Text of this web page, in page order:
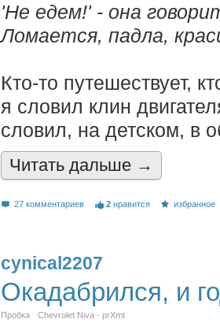
'Не едем!' - она
Ломается, падла,
Кто-то путешествует,
я словил клин
словил, на детском, в
Читать дальшe →
27 комментариев 2 нравится избранное
cynical2207
Окадабрился, и
Пробка Chevrolet Niva - prXmt